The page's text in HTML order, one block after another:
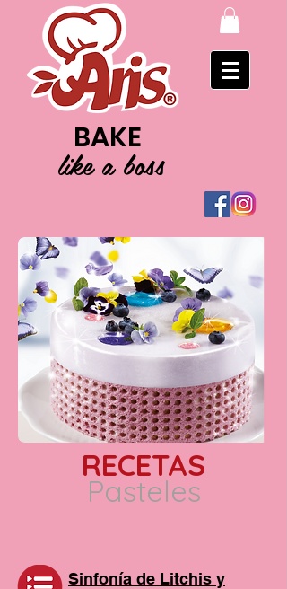
BAKE
like a boss
RECETAS
Pasteles
Sinfonía de Litchis y